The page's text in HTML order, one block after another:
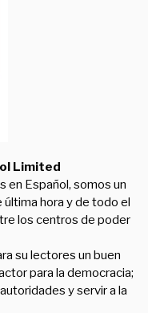
Limited
en Español, somos un
última hora y de todo el
los centros de poder
su lectores un buen
para la democracia;
y servir a la